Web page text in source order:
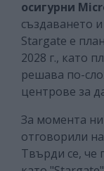
осигурни
създаването
Stargate е
2028 г., като
решава по-
центрове за
За момента
отговорили
Твърди се, че